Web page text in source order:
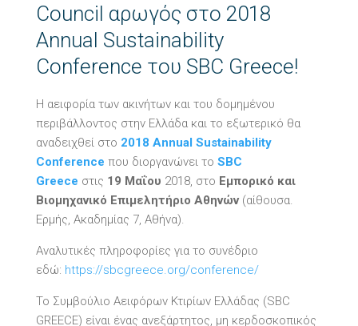
Council αρωγός στο 2018
Annual Sustainability
Conference του SBC Greece!
Η αειφορία των ακινήτων και του δομημένου
περιβάλλοντος στην Ελλάδα και το εξωτερικό θα
αναδειχθεί στο 2018 Annual Sustainability
Conference που διοργανώνει το SBC
Greece στις 19 Μαΐου 2018, στο Εμπορικό και
Βιομηχανικό Επιμελητήριο Αθηνών(αίθουσα.
Ερμής, Ακαδημίας 7, Αθήνα).
Αναλυτικές πληροφορίες για το συνέδριο
εδώ: https://sbcgreece.org/conference/
Το Συμβούλιο Αειφόρων Κτιρίων Ελλάδας (SBC
GREECE) είναι ένας ανεξάρτητος, μη κερδοσκοπικός